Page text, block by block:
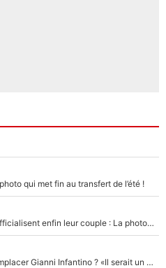
qui met fin au transfert de l’été !
Antoine Dupont et Iris Mittenaere officialisent enfin leur couple : La photo qui enflamme les réseaux sociaux
Du PSG à la tête de la FIFA pour remplacer Gianni Infantino ? «Il serait un mauvais président», le patron de la Liga s'attaque à Nasser Al-Khelaïfi !